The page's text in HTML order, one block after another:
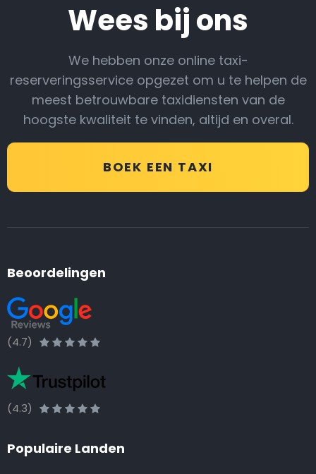
Wees bij ons
We hebben onze online taxi-
reserveringsservice opgezet om u te helpen de
meest betrouwbare taxidiensten van de
hoogste kwaliteit te vinden, altijd en overal.
BOEK EEN TAXI
Beoordelingen
(4.7)
(4.3)
Populaire Landen